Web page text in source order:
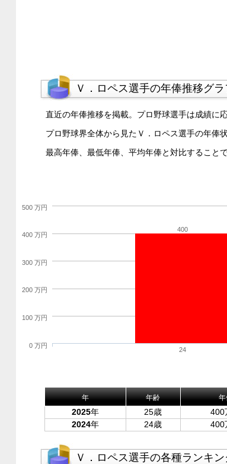
Ｖ．ロペス選手の年俸推移グラ
直近の年俸推移を掲載。プロ野球選手は成績に
プロ野球界全体から見たＶ．ロペス選手の年俸
最高年俸、最低年俸、平均年俸と対比すること
400
24
0 万円
100 万円
200 万円
300 万円
400 万円
500 万円
年 年齢
2025年 25歳 400
2024年 24歳 400
Ｖ．ロペス選手の各種ランキン